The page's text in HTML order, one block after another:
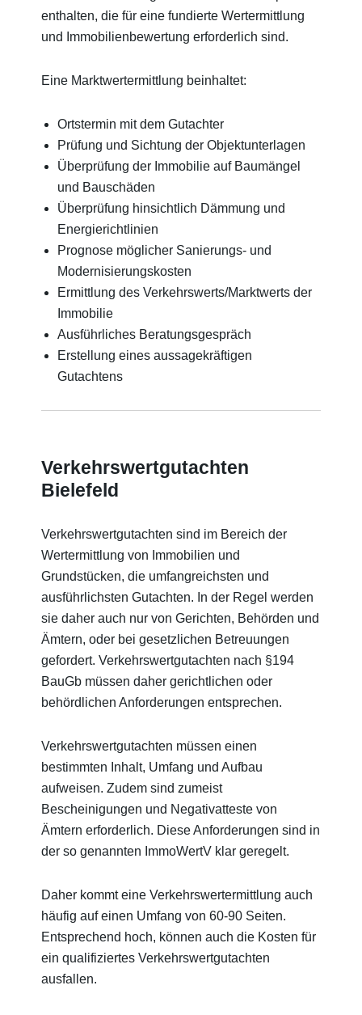
enthalten, die für eine fundierte Wertermittlung
und Immobilienbewertung erforderlich sind.
Eine Marktwertermittlung beinhaltet:
Ortstermin mit dem Gutachter
Prüfung und Sichtung der Objektunterlagen
Überprüfung der Immobilie auf Baumängel
und Bauschäden
Überprüfung hinsichtlich Dämmung und
Energierichtlinien
Prognose möglicher Sanierungs- und
Modernisierungskosten
Ermittlung des Verkehrswerts/Marktwerts der
Immobilie
Ausführliches Beratungsgespräch
Erstellung eines aussagekräftigen
Gutachtens
Verkehrswertgutachten
Bielefeld
Verkehrswertgutachten sind im Bereich der
Wertermittlung von Immobilien und
Grundstücken, die umfangreichsten und
ausführlichsten Gutachten. In der Regel werden
sie daher auch nur von Gerichten, Behörden und
Ämtern, oder bei gesetzlichen Betreuungen
gefordert. Verkehrswertgutachten nach §194
BauGb müssen daher gerichtlichen oder
behördlichen Anforderungen entsprechen.
Verkehrswertgutachten müssen einen
bestimmten Inhalt, Umfang und Aufbau
aufweisen. Zudem sind zumeist
Bescheinigungen und Negativatteste von
Ämtern erforderlich. Diese Anforderungen sind in
der so genannten ImmoWertV klar geregelt.
Daher kommt eine Verkehrswertermittlung auch
häufig auf einen Umfang von 60-90 Seiten.
Entsprechend hoch, können auch die Kosten für
ein qualifiziertes Verkehrswertgutachten
ausfallen.